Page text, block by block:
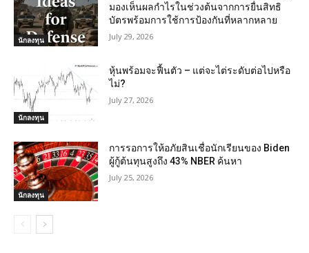
นักลงทุน
มองเห็นผลกำไรในช่วงต้นจากการยื่นสิทธิ
บัตรพร้อมการใช้การป้องกันที่หลากหลาย
July 29, 2026
นักลงทุน
หุ้นพร้อมจะฟื้นตัว – แต่จะไต่ระดับต่อไปหรือ
ไม่?
July 27, 2026
นักลงทุน
การรอการให้อภัยสินเชื่อนักเรียนของ Biden
ผู้กู้ต้นทุนสูงถึง 43% NBER ค้นหา
July 25, 2026